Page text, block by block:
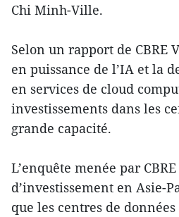
Chi Minh-Ville.
Selon un rapport de CBRE
en puissance de l’IA et la
en services de cloud
investissements dans les
grande capacité.
L’enquête menée par
d’investissement en Asie-
que les centres de données